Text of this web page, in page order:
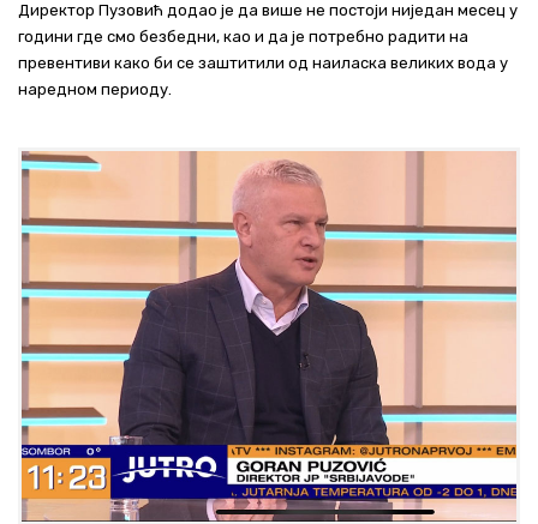
Директор Пузовић додао је да више не постоји ниједан месец у
години где смо безбедни, као и да је потребно радити на
превентиви како би се заштитили од наиласка великих вода у
наредном периоду.